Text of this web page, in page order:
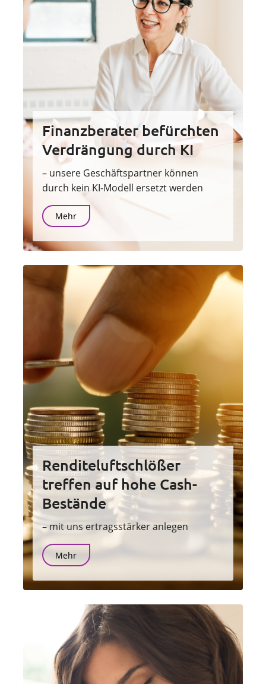
Finanzberater befürchten
Verdrängung durch KI
– unsere Geschäftspartner können
durch kein KI-Modell ersetzt werden
Mehr
Renditeluftschlößer
treffen auf hohe Cash-
Bestände
– mit uns ertragsstärker anlegen
Mehr